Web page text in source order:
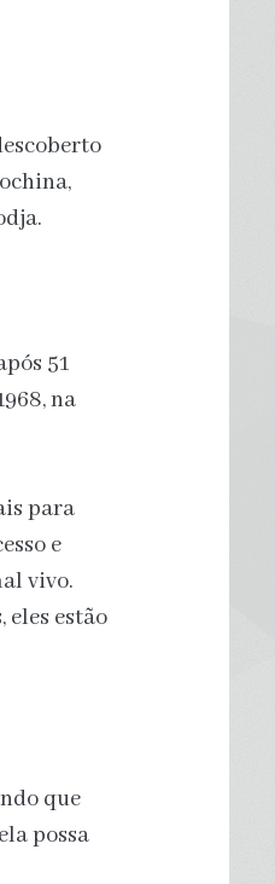
51
na
para
e
vivo.
eles estão
que
possa